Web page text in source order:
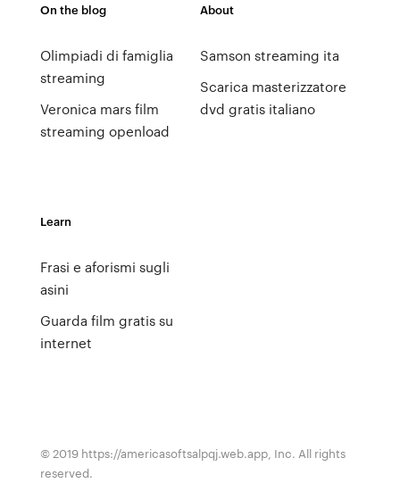
On the blog
Olimpiadi di famiglia
streaming
Veronica mars film
streaming openload
About
Samson streaming ita
Scarica masterizzatore
dvd gratis italiano
Learn
Frasi e aforismi sugli
asini
Guarda film gratis su
internet
© 2019 https://americasoftsalpqj.web.app, Inc. All rights
reserved.